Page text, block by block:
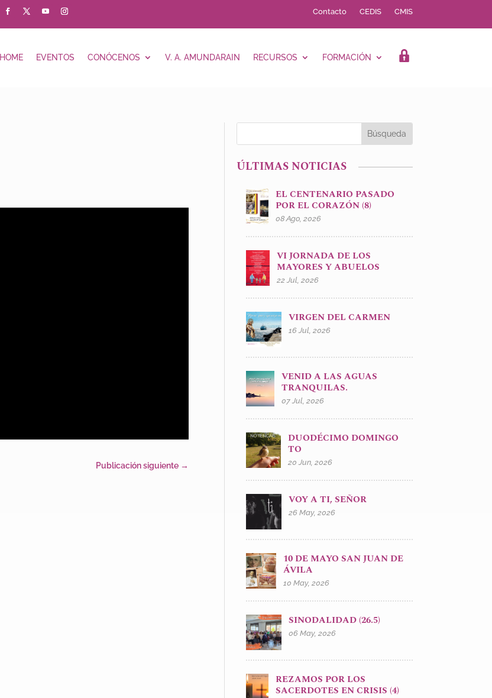
Contacto CEDIS CMIS
HOME EVENTOS CONÓCENOS V. A. AMUNDARAIN RECURSOS FORMACIÓN LOGIN
Publicación siguiente →
ÚLTIMAS NOTICIAS
EL CENTENARIO PASADO
POR EL CORAZÓN (8)
08 Ago, 2026
VI JORNADA DE LOS
MAYORES Y ABUELOS
22 Jul, 2026
VIRGEN DEL CARMEN
16 Jul, 2026
VENID A LAS AGUAS
TRANQUILAS.
07 Jul, 2026
DUODÉCIMO DOMINGO
TO
20 Jun, 2026
VOY A TI, SEÑOR
26 May, 2026
10 DE MAYO SAN JUAN DE
ÁVILA
10 May, 2026
SINODALIDAD (26.5)
06 May, 2026
REZAMOS POR LOS
SACERDOTES EN CRISIS (4)